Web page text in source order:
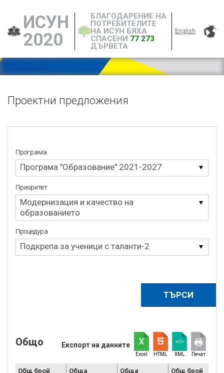
ИСУН
2020
БЛАГОДАРЕНИЕ НА
ПОТРЕБИТЕЛИТЕ
НА ИСУН БЯХА
СПАСЕНИ 77 273
ДЪРВЕТА
English
Проектни предложения
Програма
Програма "Образование" 2021-2027
Програма
Приоритет
Модернизация и качество на
образованието
Приоритет
Процедура
Подкрепа за ученици с таланти-2
Процедура
Общо Експорт на данните
Excel HTML XML Печат
Общ брой
Обща
Обща
Общ брой